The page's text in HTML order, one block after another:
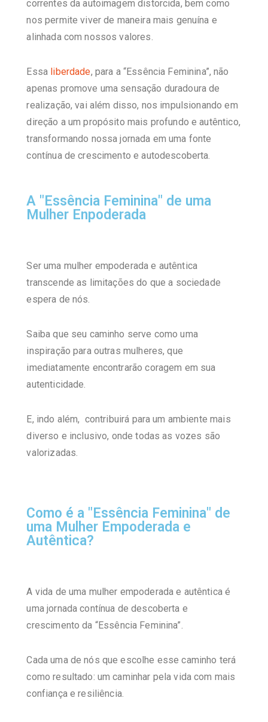
correntes da autoimagem distorcida, bem como
nos permite viver de maneira mais genuína e
alinhada com nossos valores.
Essa liberdade, para a “Essência Feminina”,não
apenas promove uma sensação duradoura de
realização, vai além disso, nos impulsionando em
direção a um propósito mais profundo e autêntico,
transformando nossa jornada em uma fonte
contínua de crescimento e autodescoberta.
A "Essência Feminina" de uma
Mulher Enpoderada
Ser uma mulher empoderada e autêntica
transcende as limitações do que a sociedade
espera de nós.
Saiba que seu caminho serve como uma
inspiração para outras mulheres, que
imediatamente encontrarão coragem em sua
autenticidade.
E, indo além, contribuirá para um ambiente mais
diverso e inclusivo, onde todas as vozes são
valorizadas.
Como é a "Essência Feminina" de
uma Mulher Empoderada e
Autêntica?
A vida de uma mulher empoderada e autêntica é
uma jornada contínua de descoberta e
crescimento da “Essência Feminina”.
Cada uma de nós que escolhe esse caminho terá
como resultado: um caminhar pela vida com mais
confiança e resiliência.